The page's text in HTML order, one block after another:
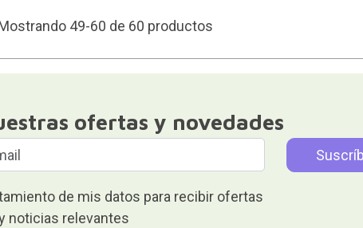
49-60 de 60 productos
ofertas y novedades
de mis datos para recibir ofertas
noticias relevantes